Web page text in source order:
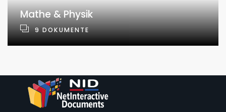
Mathe & Physik
9DOKUMENTE